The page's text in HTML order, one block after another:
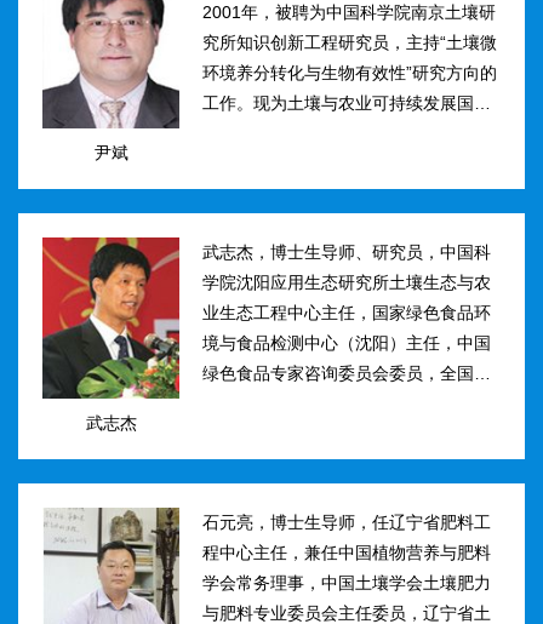
尹斌
2001年，被聘为中国科学院南京土壤研
究所知识创新工程研究员，主持“土壤微
环境养分转化与生物有效性”研究方向的
工作。现为土壤与农业可持续发展国家
影...
武志杰
武志杰，博士生导师、研究员，中国科
学院沈阳应用生态研究所土壤生态与农
业生态工程中心主任，国家绿色食品环
境与食品检测中心（沈阳）主任，中国
绿色食品专家咨询委员会委员，全国肥
学调控、新型缓控释肥料研制；土壤...
石元亮，博士生导师，任辽宁省肥料工
程中心主任，兼任中国植物营养与肥料
学会常务理事，中国土壤学会土壤肥力
与肥料专业委员会主任委员，辽宁省土